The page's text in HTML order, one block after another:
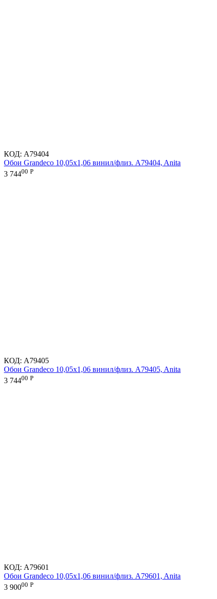
КОД: A79404
Обои Grandeco 10,05х1,06 винил/флиз. A79404, Anita
3 74400 Р
КОД: A79405
Обои Grandeco 10,05х1,06 винил/флиз. A79405, Anita
3 74400 Р
КОД: A79601
Обои Grandeco 10,05х1,06 винил/флиз. A79601, Anita
3 90000 Р